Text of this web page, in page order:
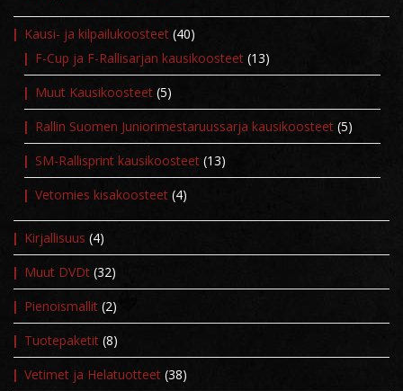
Kausi- ja kilpailukoosteet (40)
F-Cup ja F-Rallisarjan kausikoosteet (13)
Muut Kausikoosteet (5)
Rallin Suomen Juniorimestaruussarja kausikoosteet (5)
SM-Rallisprint kausikoosteet (13)
Vetomies kisakoosteet (4)
Kirjallisuus (4)
Muut DVDt (32)
Pienoismallit (2)
Tuotepaketit (8)
Vetimet ja Helatuotteet (38)